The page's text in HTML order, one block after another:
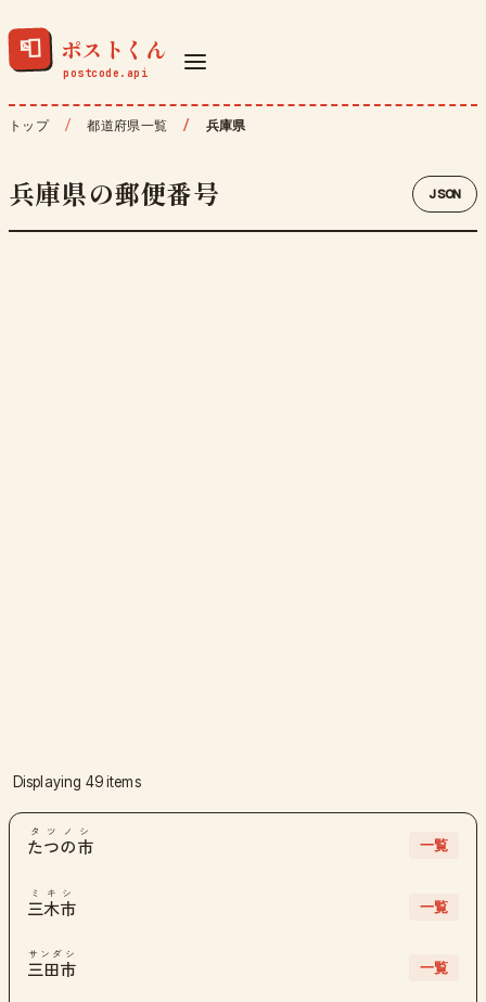
📮 ポストくん
トップ 都道府県一覧 兵庫県
兵庫県の郵便番号 JSON
Displaying 49 items
たつの市
タツノシ
一覧
三木市
ミキシ
一覧
三田市
サンダシ
一覧